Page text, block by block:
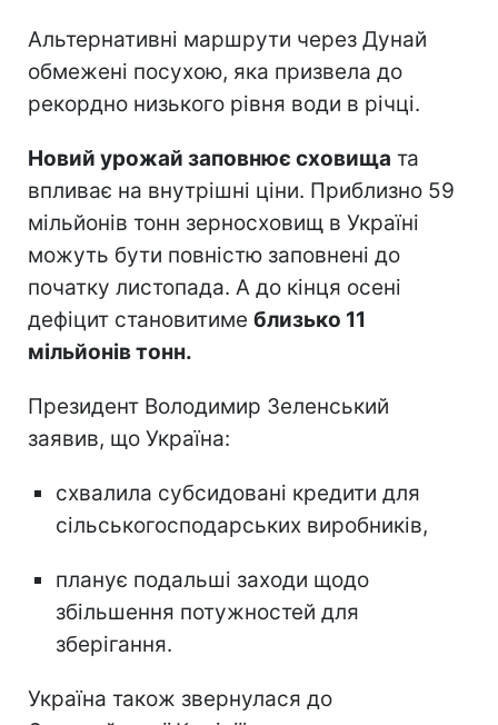
Альтернативні маршрути через Дунай
обмежені посухою, яка призвела до
рекордно низького рівня води в річці.
Новий урожай заповнює сховища та
впливає на внутрішні ціни. Приблизно 59
мільйонів тонн зерносховищ в Україні
можуть бути повністю заповнені до
початку листопада. А до кінця осені
дефіцит становитиме близько 11
мільйонів тонн.
Президент Володимир Зеленський
заявив, що Україна:
схвалила субсидовані кредити для
сільськогосподарських виробників,
планує подальші заходи щодо
збільшення потужностей для
зберігання.
Україна також звернулася до